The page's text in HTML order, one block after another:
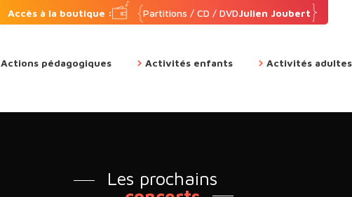
Accès à la boutique : Partitions / CD / DVDJulien Joubert
Actions pédagogiques Activités enfants Activités adultes
Les prochains